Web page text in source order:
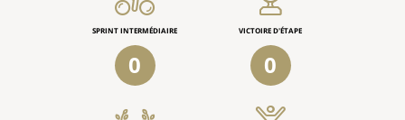
SPRINT INTERMÉDIAIRE
0
VICTOIRE D'ÉTAPE
0